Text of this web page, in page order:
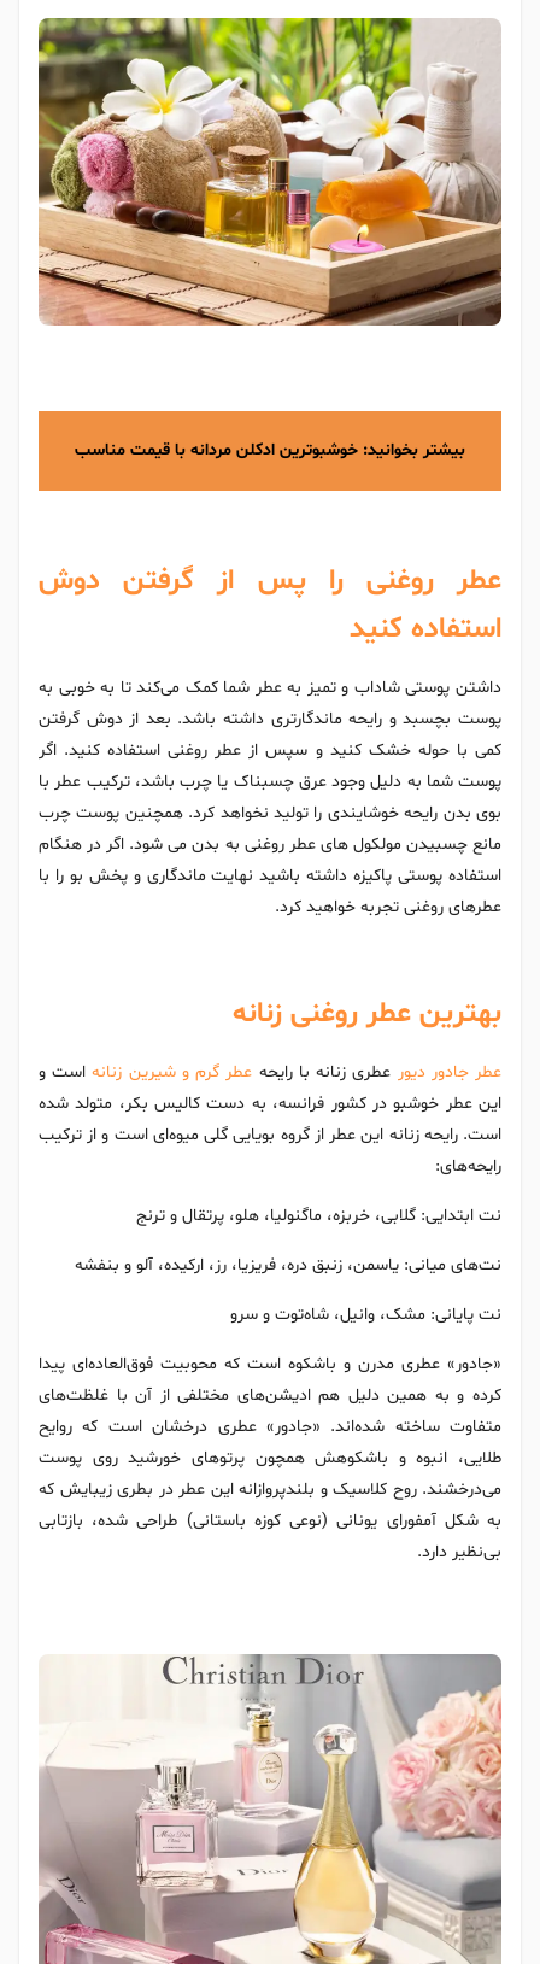
بیشتر بخوانید: خوشبوترین ادکلن مردانه با قیمت مناسب
عطر روغنی را پس از گرفتن دوش
استفاده کنید
داشتن پوستی شاداب و تمیز به عطر شما کمک می‌کند تا به خوبی به
پوست بچسبد و رایحه ماندگارتری داشته باشد. بعد از دوش گرفتن
کمی با حوله خشک کنید و سپس از عطر روغنی استفاده کنید. اگر
پوست شما به دلیل وجود عرق چسبناک یا چرب باشد، ترکیب عطر با
بوی بدن رایحه خوشایندی را تولید نخواهد کرد. همچنین پوست چرب
مانع چسبیدن مولکول های عطر روغنی به بدن می شود. اگر در هنگام
استفاده پوستی پاکیزه داشته باشید نهایت ماندگاری و پخش بو را با
عطرهای روغنی تجربه خواهید کرد.
بهترین عطر روغنی زنانه
عطر جادور دیور عطری زنانه با رایحه عطر گرم و شیرین زنانهاست و
این عطر خوشبو در کشور فرانسه، به دست کالیس بکر، متولد شده
است. رایحه زنانه این عطر از گروه بویایی گلی میوه‌ای است و از ترکیب
رایحه‌های:
نت ابتدایی: گلابی، خربزه، ماگنولیا، هلو، پرتقال و ترنج
نت‌های میانی: یاسمن، زنبق دره، فریزیا، رز، ارکیده، آلو و بنفشه
نت پایانی: مشک، وانیل، شاه‌توت و سرو
«جادور» عطری مدرن و باشکوه است که محوبیت فوق‌العاده‌ای پیدا
کرده و به همین دلیل هم ادیشن‌های مختلفی از آن با غلظت‌های
متفاوت ساخته شده‌اند. «جادور» عطری درخشان است که روایح
طلایی، انبوه و باشکوهش همچون پرتوهای خورشید روی پوست
می‌درخشند. روح کلاسیک و بلندپروازانه این عطر در بطری زیبایش که
به شکل آمفورای یونانی (نوعی کوزه باستانی) طراحی شده، بازتابی
بی‌نظیر دارد.